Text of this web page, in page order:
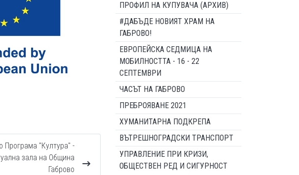
"Култура" -
зала на Община
Габрово
ПРОФИЛ НА КУПУВАЧА (АРХИВ)
#ДАБЪДЕ НОВИЯТ ХРАМ НА
ГАБРОВО!
ЕВРОПЕЙСКА СЕДМИЦА НА
МОБИЛНОСТТА - 16 - 22
СЕПТЕМВРИ
ЧАСЪТ НА ГАБРОВО
ПРЕБРОЯВАНЕ 2021
ХУМАНИТАРНА ПОДКРЕПА
ВЪТРЕШНОГРАДСКИ ТРАНСПОРТ
УПРАВЛЕНИЕ ПРИ КРИЗИ,
ОБЩЕСТВЕН РЕД И СИГУРНОСТ